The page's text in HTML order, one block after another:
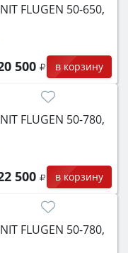
FLUGEN 50-650,
500 в корзину
FLUGEN 50-780,
500 в корзину
FLUGEN 50-780,